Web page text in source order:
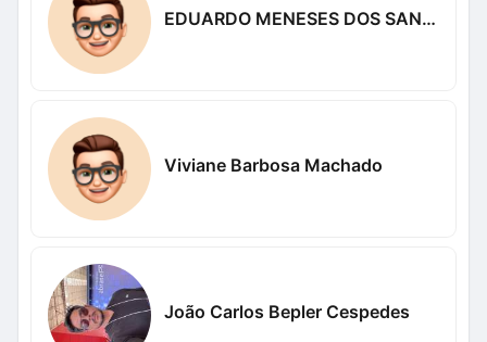
EDUARDO MENESES DOS SANTÓS
Viviane Barbosa Machado
João Carlos Bepler Cespedes